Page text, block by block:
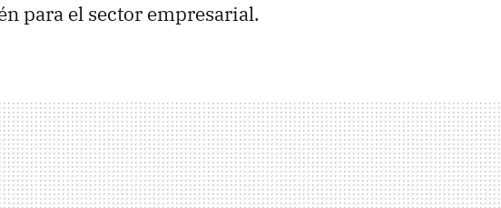
para el sector empresarial.